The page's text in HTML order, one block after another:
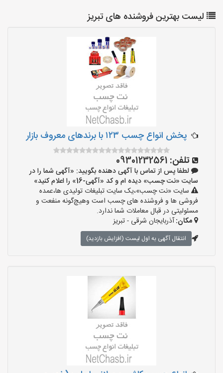
لیست بهترین فروشنده های تبریز
پخش انواع چسب ۱۲۳ با برندهای معروف بازار
تلفن: 09301232561
لطفا پس از تماس با آگهی دهنده بگویید: «آگهی شما را در
سایت «نت چسب» دیده ام و کد «آگهی-16» را اعلام کنید»
سایت «نت چسب»،یک سایت تبلیغات تولیدی ها،عمده
فروشی ها و فروشنده های چسب است وهیچ‌گونه منفعت و
مسئولیتی در قبال معاملات شما ندارد.
مکان:آذربایجان شرقی - تبریز
انتقال آگهی به اول لیست (افزایش بازدید)